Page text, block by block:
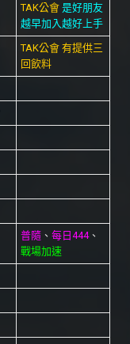
TAK公會 是好朋友
越早加入越好上手
TAK公會 有提供三
回飲料
普隨 、每日444、
戰場加速